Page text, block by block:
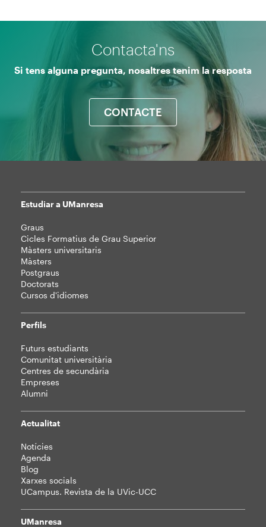
Contacta'ns
Si tens alguna pregunta, nosaltres tenim la resposta
CONTACTE
Mapa
web
Estudiar a UManresa
Graus
Cicles Formatius de Grau Superior
Màsters universitaris
Màsters
Postgraus
Doctorats
Cursos d'idiomes
Perfils
Futurs estudiants
Comunitat universitària
Centres de secundària
Empreses
Alumni
Actualitat
Notícies
Agenda
Blog
Xarxes socials
UCampus. Revista de la UVic-UCC
UManresa